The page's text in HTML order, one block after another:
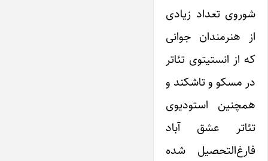
شوروی تعداد زیادی
از هنرمندان جوانی
که از انستیتوی تئاتر
در مسکو و تاشکند و
همچنین استودیوی
تئاتر عشق آباد
فارغ‌التحصیل شده